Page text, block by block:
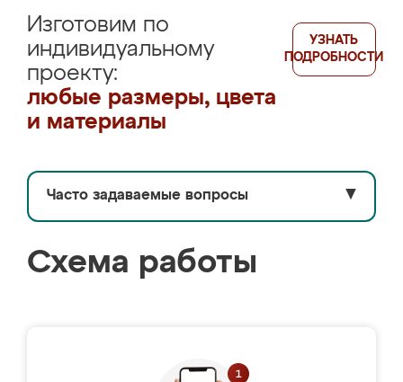
Изготовим по
индивидуальному
проекту:
любые размеры, цвета
и материалы
УЗНАТЬ
ПОДРОБНОСТИ
Часто задаваемые вопросы ▼
Схема работы